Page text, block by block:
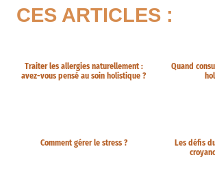
CES ARTICLES :
Traiter les allergies naturellement :
avez-vous pensé au soin holistique ?
Quand
Comment gérer le stress ?
Les défis